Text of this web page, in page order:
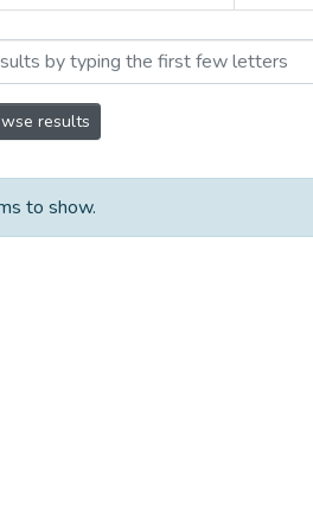
Специалист
results
to show.